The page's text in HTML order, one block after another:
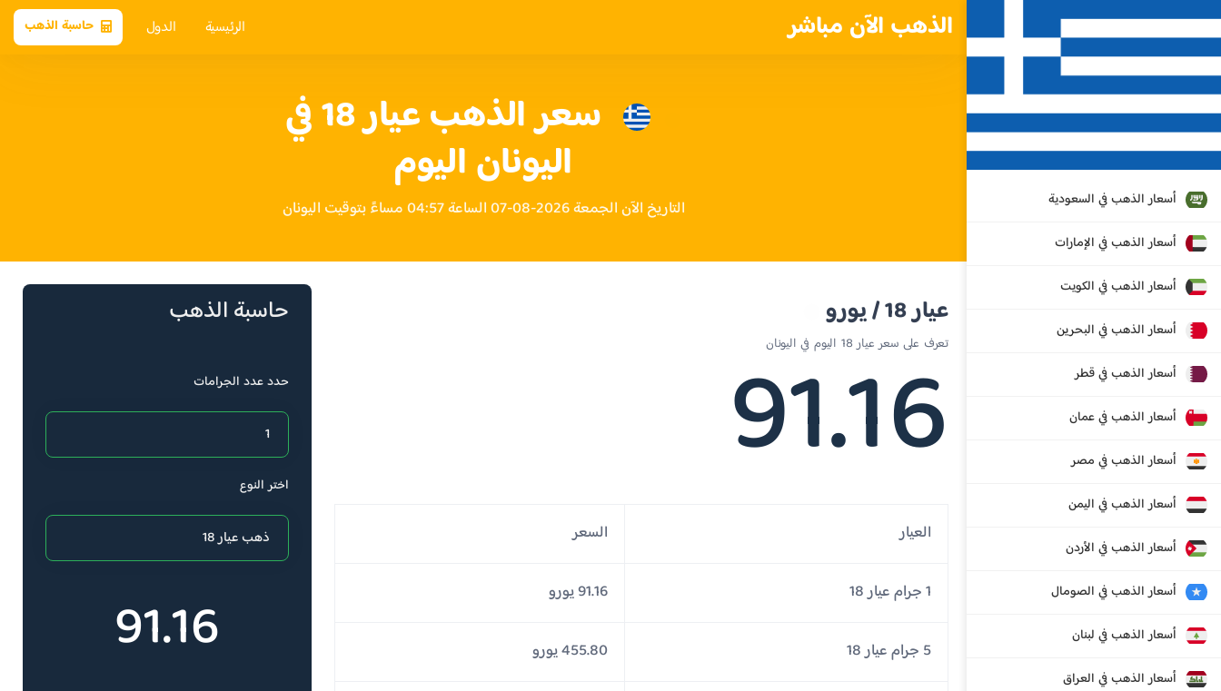
الذهب الآن مباشر الرئيسية الدول حاسبة الذهب
أسعار الذهب في السعودية
أسعار الذهب في الإمارات
أسعار الذهب في الكويت
أسعار الذهب في البحرين
أسعار الذهب في قطر
أسعار الذهب في عمان
أسعار الذهب في مصر
أسعار الذهب في اليمن
أسعار الذهب في الأردن
أسعار الذهب في الصومال
أسعار الذهب في لبنان
أسعار الذهب في العراق
سعر الذهب عيار 18 في
اليونان اليوم
التاريخ الآن الجمعة 2026-08-07 الساعة 04:57 مساءً بتوقيت اليونان
عيار 18 / يورو
تعرف على سعر عيار 18 اليوم في اليونان
91.16
العيار السعر
1 جرام عيار 18 91.16 يورو
5 جرام عيار 18 455.80 يورو
حاسبة الذهب
حدد عدد الجرامات
اختر النوع
91.16